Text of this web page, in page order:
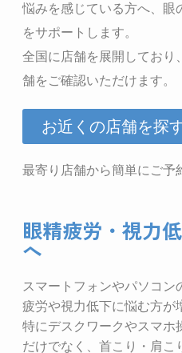
悩みを感じている方へ、眼
をサポートします。
全国に店舗を展開しており、
舗をご確認いただけます。
お近くの店舗を探
最寄り店舗から簡単にご予
眼精疲労・視力
へ
スマートフォンやパソコ
疲労や視力低下に悩む方が
特にデスクワークやスマホ
だけでなく、首こり・肩